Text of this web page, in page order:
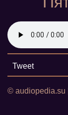
Tweet
© audiopedia.su |